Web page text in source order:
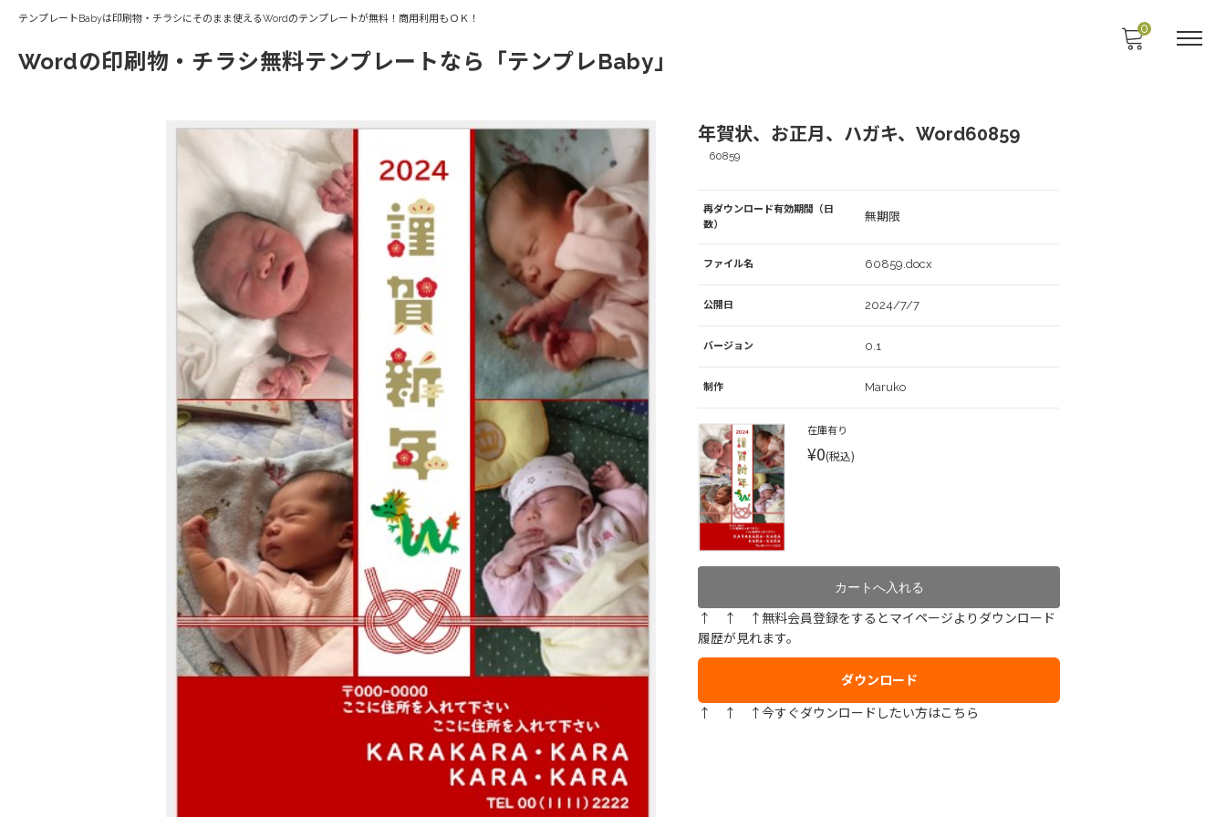
テンプレートBabyは印刷物・チラシにそのまま使えるWordのテンプレートが無料！商用利用もＯＫ！
Wordの印刷物・チラシ無料テンプレートなら「テンプレBaby」
0
年賀状、お正月、ハガキ、Word60859
60859
再ダウンロード有効期間（日
数）
無期限
ファイル名 60859.docx
公開日 2024/7/7
バージョン 0.1
制作 Maruko
在庫有り
¥0(税込)
↑ ↑ ↑無料会員登録をするとマイページよりダウンロード
履歴が見れます。
ダウンロード
↑ ↑ ↑今すぐダウンロードしたい方はこちら